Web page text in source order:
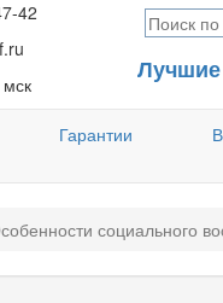
42
Лучшие
Гарантии
социального